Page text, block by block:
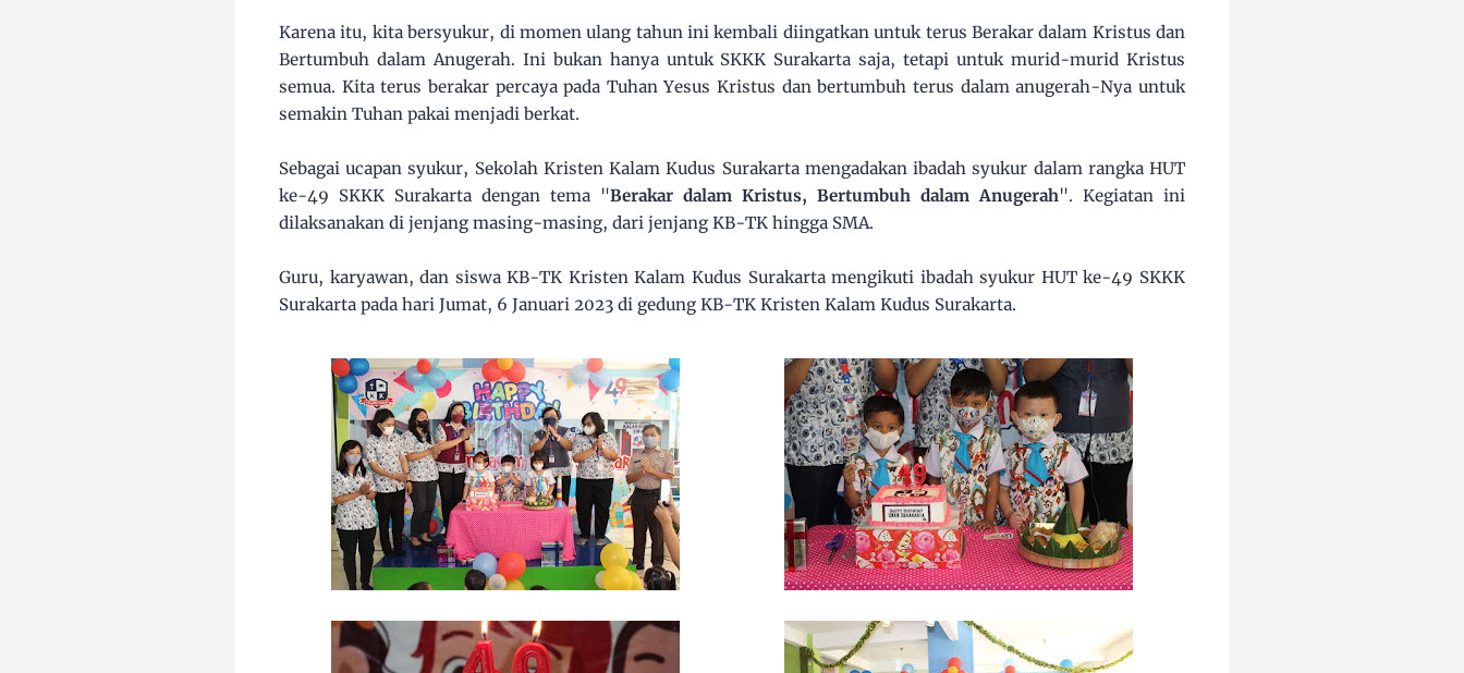
Karena itu, kita bersyukur, di momen ulang tahun ini kembali diingatkan untuk terus Berakar dalam Kristus dan
Bertumbuh dalam Anugerah. Ini bukan hanya untuk SKKK Surakarta saja, tetapi untuk murid-murid Kristus
semua. Kita terus berakar percaya pada Tuhan Yesus Kristus dan bertumbuh terus dalam anugerah-Nya untuk
semakin Tuhan pakai menjadi berkat.
Sebagai ucapan syukur, Sekolah Kristen Kalam Kudus Surakarta mengadakan ibadah syukur dalam rangka HUT
ke-49 SKKK Surakarta dengan tema "Berakar dalam Kristus, Bertumbuh dalam Anugerah". Kegiatan ini
dilaksanakan di jenjang masing-masing, dari jenjang KB-TK hingga SMA.
Guru, karyawan, dan siswa KB-TK Kristen Kalam Kudus Surakarta mengikuti ibadah syukur HUT ke-49 SKKK
Surakarta pada hari Jumat, 6 Januari 2023 di gedung KB-TK Kristen Kalam Kudus Surakarta.